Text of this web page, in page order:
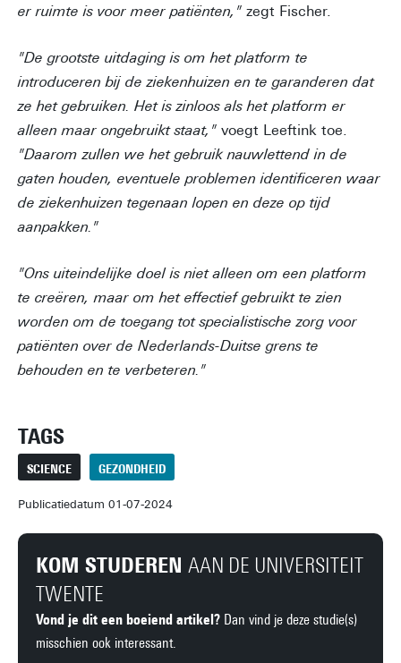
er ruimte is voor meer patiënten," zegt Fischer.
"De grootste uitdaging is om het platform te
introduceren bij de ziekenhuizen en te garanderen dat
ze het gebruiken. Het is zinloos als het platform er
alleen maar ongebruikt staat," voegt Leeftink toe.
"Daarom zullen we het gebruik nauwlettend in de
gaten houden, eventuele problemen identificeren waar
de ziekenhuizen tegenaan lopen en deze op tijd
aanpakken."
"Ons uiteindelijke doel is niet alleen om een platform
te creëren, maar om het effectief gebruikt te zien
worden om de toegang tot specialistische zorg voor
patiënten over de Nederlands-Duitse grens te
behouden en te verbeteren."
TAGS
SCIENCE GEZONDHEID
Publicatiedatum 01-07-2024
KOM STUDEREN AAN DE UNIVERSITEIT
TWENTE
Vond je dit een boeiend artikel? Dan vind je deze studie(s)
misschien ook interessant.